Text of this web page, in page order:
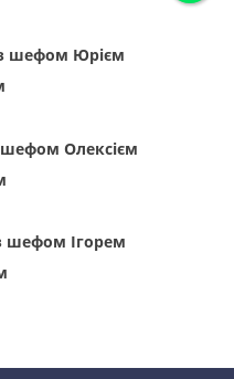
шефом Юрієм
Олексієм
шефом Ігорем